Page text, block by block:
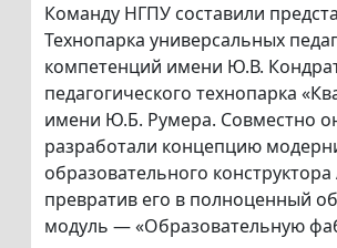
Команду НГПУ составили
Технопарка универсальных
компетенций имени Ю.В.
педагогического технопарка
имени Ю.Б. Румера. Совместно
разработали концепцию
образовательного конструктора
превратив его в полноценный
модуль — «Образовательную